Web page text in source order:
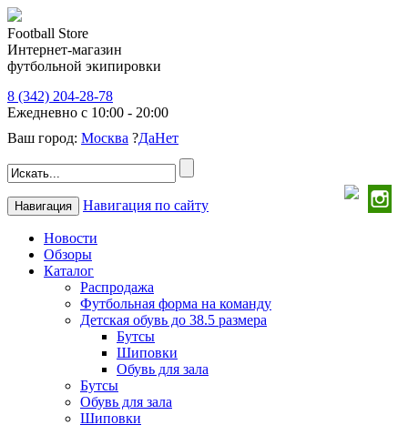
Football Store
Интернет-магазин
футбольной экипировки
8 (342) 204-28-78
Ежедневно с 10:00 - 20:00
Ваш город: Москва ?ДаНет
Навигация Навигация по сайту
Новости
Обзоры
Каталог
Распродажа
Футбольная форма на команду
Детская обувь до 38.5 размера
Бутсы
Шиповки
Обувь для зала
Бутсы
Обувь для зала
Шиповки